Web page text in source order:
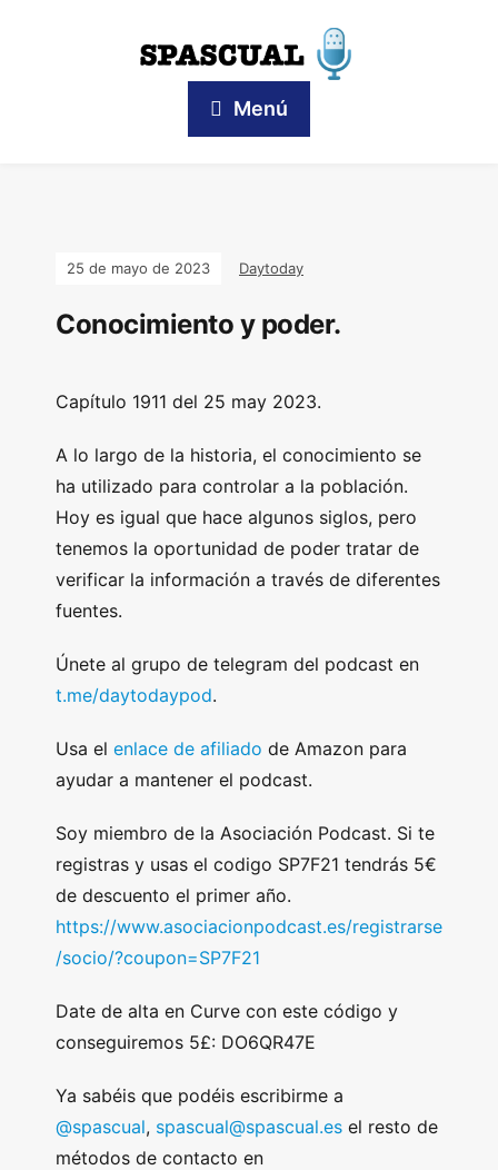
Menú
25 de mayo de 2023 Daytoday
Conocimiento y poder.
Capítulo 1911 del 25 may 2023.
A lo largo de la historia, el conocimiento se
ha utilizado para controlar a la población.
Hoy es igual que hace algunos siglos, pero
tenemos la oportunidad de poder tratar de
verificar la información a través de diferentes
fuentes.
Únete al grupo de telegram del podcast en
t.me/daytodaypod.
Usa el enlace de afiliado de Amazon para
ayudar a mantener el podcast.
Soy miembro de la Asociación Podcast. Si te
registras y usas el codigo SP7F21 tendrás 5€
de descuento el primer año.
https://www.asociacionpodcast.es/registrarse
/socio/?coupon=SP7F21
Date de alta en Curve con este código y
conseguiremos 5£: DO6QR47E
Ya sabéis que podéis escribirme a
@spascual, spascual@spascual.es el resto de
métodos de contacto en